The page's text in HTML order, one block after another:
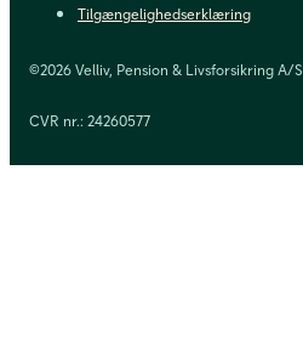
Tilgængelighedserklæring
©2026 Velliv, Pension & Livsforsikring A/S
CVR nr.: 24260577